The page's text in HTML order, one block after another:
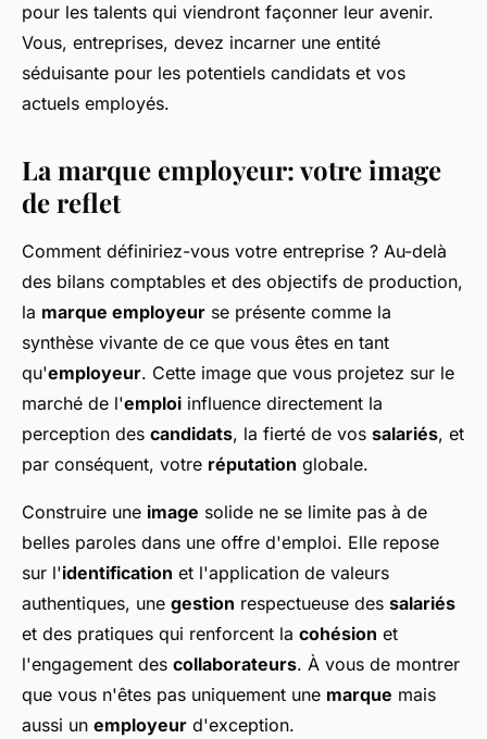
pour les talents qui viendront façonner leur avenir.
Vous, entreprises, devez incarner une entité
séduisante pour les potentiels candidats et vos
actuels employés.
La marque employeur: votre image
de reflet
Comment définiriez-vous votre entreprise ? Au-delà
des bilans comptables et des objectifs de production,
la marque employeur se présente comme la
synthèse vivante de ce que vous êtes en tant
qu'employeur. Cette image que vous projetez sur le
marché de l'emploi influence directement la
perception des candidats, la fierté de vos salariés, et
par conséquent, votre réputation globale.
Construire une image solide ne se limite pas à de
belles paroles dans une offre d'emploi. Elle repose
sur l'identification et l'application de valeurs
authentiques, une gestion respectueuse des salariés
et des pratiques qui renforcent la cohésion et
l'engagement des collaborateurs. À vous de montrer
que vous n'êtes pas uniquement une marque mais
aussi un employeur d'exception.